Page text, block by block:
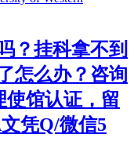
？挂科拿不到
怎么办？咨询
使馆认证，留
凭Q/微信5